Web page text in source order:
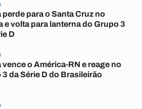
perde para o Santa Cruz no
e volta para lanterna do Grupo 3
D
vence o América-RN e reage no
3 da Série D do Brasileirão